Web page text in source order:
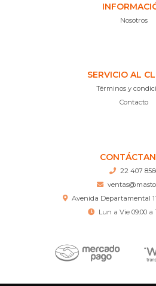
Nosotros
SERVICIO AL
Términos y
Contacto
22 407
Avenida Departamental
Lun a Vie 09:00 a